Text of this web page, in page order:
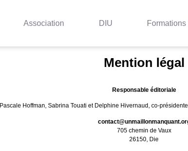
Association DIU
Mention légal
Responsable éditoriale
Pascale Hoffman, Sabrina Touati et Delphine Hivernaud, co-
705 chemin de Vaux
26150, Die